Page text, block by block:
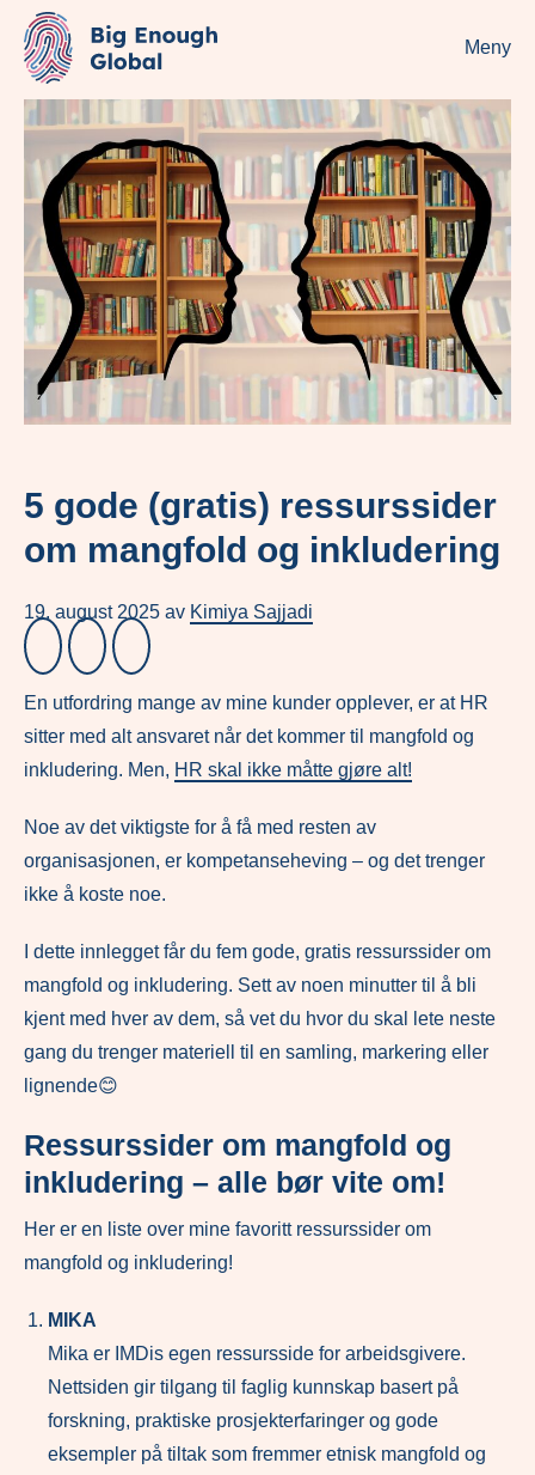
Meny
5 gode (gratis) ressurssider
om mangfold og inkludering
19. august 2025 av Kimiya Sajjadi
En utfordring mange av mine kunder opplever, er at HR
sitter med alt ansvaret når det kommer til mangfold og
inkludering. Men, HR skal ikke måtte gjøre alt!
Noe av det viktigste for å få med resten av
organisasjonen, er kompetanseheving – og det trenger
ikke å koste noe.
I dette innlegget får du fem gode, gratis ressurssider om
mangfold og inkludering. Sett av noen minutter til å bli
kjent med hver av dem, så vet du hvor du skal lete neste
gang du trenger materiell til en samling, markering eller
lignende😊
Ressurssider om mangfold og
inkludering – alle bør vite om!
Her er en liste over mine favoritt ressurssider om
mangfold og inkludering!
MIKA
Mika er IMDis egen ressursside for arbeidsgivere.
Nettsiden gir tilgang til faglig kunnskap basert på
forskning, praktiske prosjekterfaringer og gode
eksempler på tiltak som fremmer etnisk mangfold og